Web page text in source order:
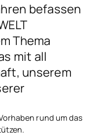
befassen
Thema
mit all
unserem
rund um das